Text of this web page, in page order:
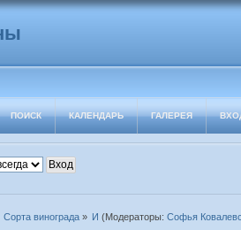
ПОИСК КАЛЕНДАРЬ ГАЛЕРЕЯ
Сорта винограда» И (Модераторы:Софья